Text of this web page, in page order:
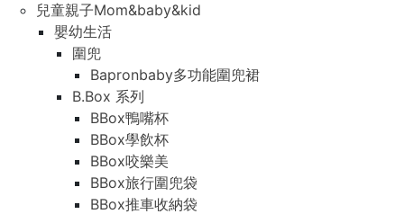
兒童親子Mom&baby&kid
嬰幼生活
圍兜
Bapronbaby多功能圍兜裙
B.Box 系列
BBox鴨嘴杯
BBox學飲杯
BBox咬樂美
BBox旅行圍兜袋
BBox推車收納袋